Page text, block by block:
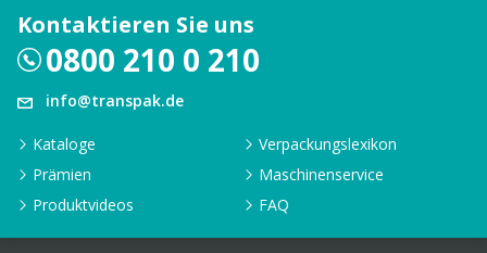
Kontaktieren Sie uns
0800 210 0 210
info@transpak.de
Kataloge
Verpackungslexikon
Prämien
Maschinenservice
Produktvideos
FAQ